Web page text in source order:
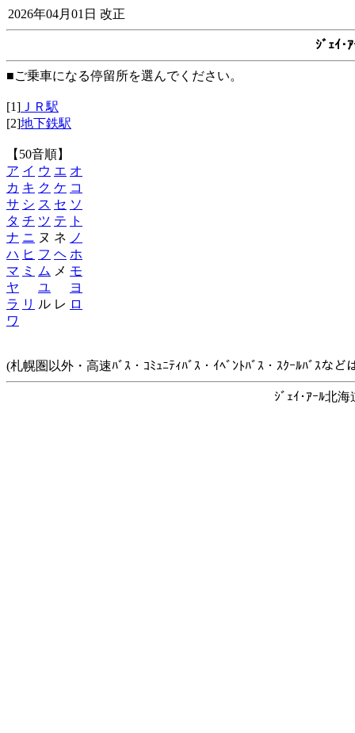
2026年04月01日 改正
ｼﾞｪｲ･
■ご乗車になる停留所を選んでください。
[1] ＪＲ駅
[2]地下鉄駅
【50音順】
ア イ ウ エ オ
カ キ ク ケ コ
サ シ ス セ ソ
タ チ ツ テ
ト
ナ ニ ヌ ネ ノ
ハ ヒ フ ヘ ホ
マ ミ ム メ モ
ヤ
ユ
ヨ
ラ リ ル レ ロ
ワ
(札幌圏以外・高速ﾊﾞｽ・ｺﾐｭﾆﾃｨﾊﾞｽ・ｲﾍﾞﾝﾄﾊﾞｽ・ｽｸｰﾙﾊﾞｽな
ｼﾞｪｲ･ｱｰﾙ北